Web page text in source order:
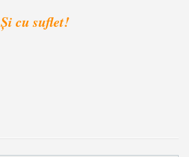
Și cu suflet!